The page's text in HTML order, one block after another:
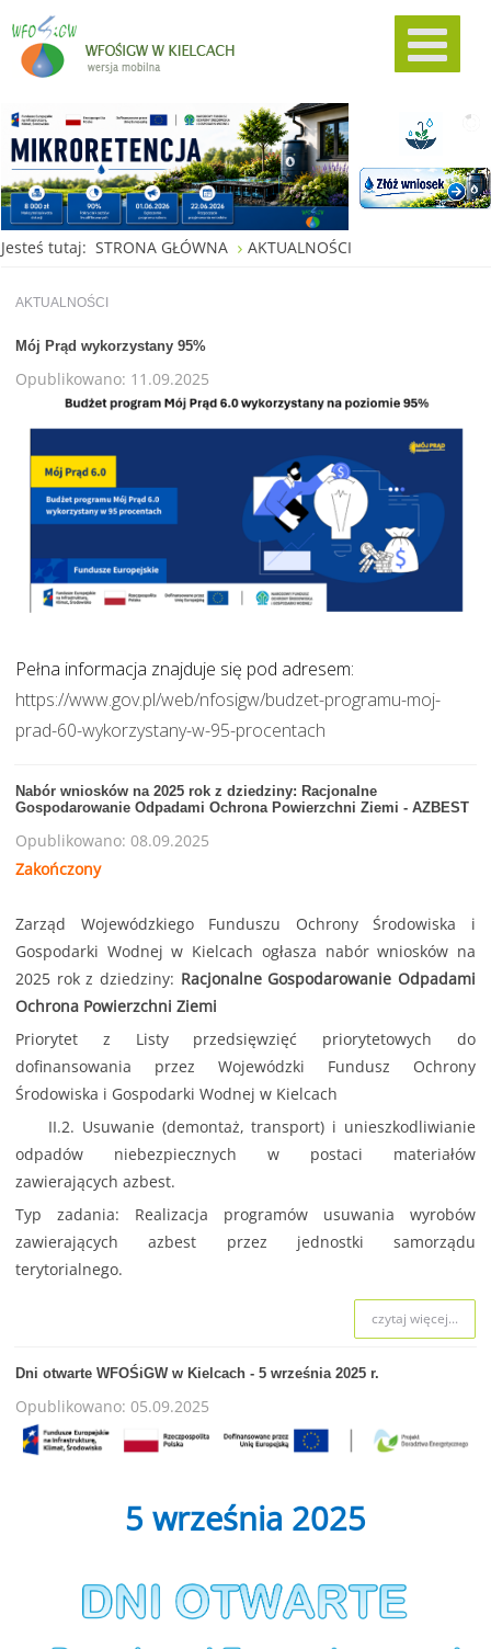
Jesteś tutaj: STRONA GŁÓWNA AKTUALNOŚCI
AKTUALNOŚCI
Mój Prąd wykorzystany 95%
Opublikowano: 11.09.2025
Pełna informacja znajduje się pod adresem:
https://www.gov.pl/web/nfosigw/budzet-programu-moj-
prad-60-wykorzystany-w-95-procentach
Nabór wniosków na 2025 rok z dziedziny: Racjonalne
Gospodarowanie Odpadami Ochrona Powierzchni Ziemi - AZBEST
Opublikowano: 08.09.2025
Zakończony
Zarząd Wojewódzkiego Funduszu Ochrony Środowiska i
Gospodarki Wodnej w Kielcach ogłasza nabór wniosków na
2025 rok z dziedziny: Racjonalne Gospodarowanie Odpadami
Ochrona Powierzchni Ziemi
Priorytet z Listy przedsięwzięć priorytetowych do
dofinansowania przez Wojewódzki Fundusz Ochrony
Środowiska i Gospodarki Wodnej w Kielcach
II.2. Usuwanie (demontaż, transport) i unieszkodliwianie
odpadów niebezpiecznych w postaci materiałów
zawierających azbest.
Typ zadania: Realizacja programów usuwania wyrobów
zawierających azbest przez jednostki samorządu
terytorialnego.
czytaj więcej...
Dni otwarte WFOŚiGW w Kielcach - 5 września 2025 r.
Opublikowano: 05.09.2025
5 września 2025